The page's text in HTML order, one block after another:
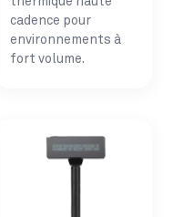
cadence pour
environnements à
fort volume.